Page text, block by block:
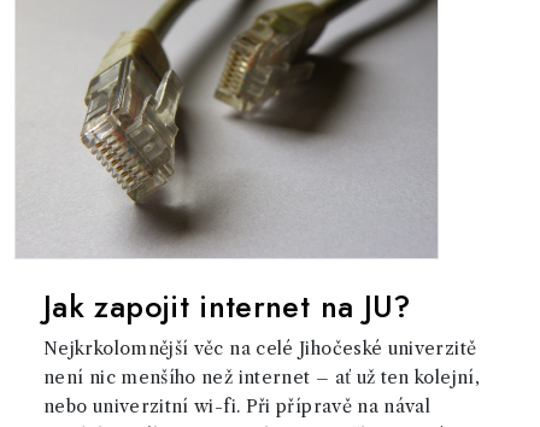
Jak zapojit internet na JU?
Nejkrkolomnější věc na celé Jihočeské univerzitě
není nic menšího než internet – ať už ten kolejní,
nebo univerzitní wi-fi. Při přípravě na nával